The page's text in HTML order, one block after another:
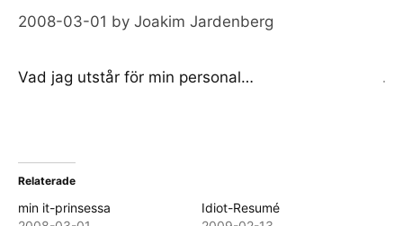
2008-03-01 by Joakim Jardenberg
Vad jag utstår för min personal…
Relaterade
min it-prinsessa
Idiot-Resumé